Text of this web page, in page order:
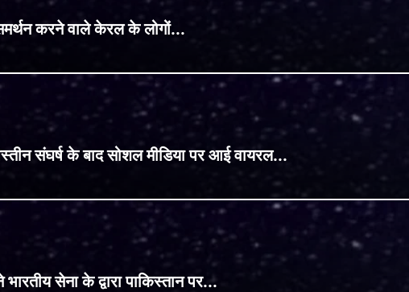
करने वाले केरल के लोगों...
संघर्ष के बाद सोशल मीडिया पर आई वायरल...
सेना के द्वारा पाकिस्तान पर...